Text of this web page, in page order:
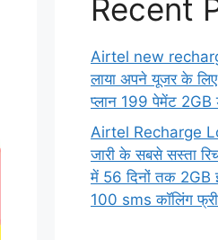
Recent
Airtel new
लाया अपने यूजर के लिए
प्लान 199 पेमेंट 2GB
Airtel Recharge
जारी के सबसे सस्ता
में 56 दिनों तक 2GB
100 sms कॉलिंग फ्री